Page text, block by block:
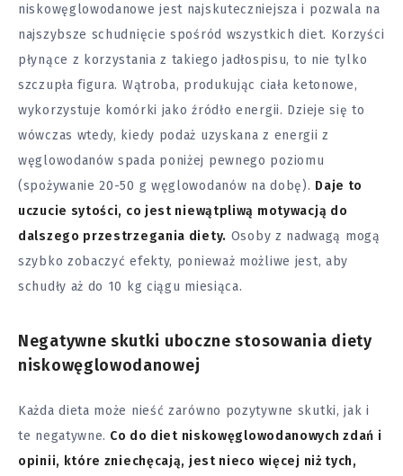
niskowęglowodanowe jest najskuteczniejsza i pozwala na
najszybsze schudnięcie spośród wszystkich diet. Korzyści
płynące z korzystania z takiego jadłospisu, to nie tylko
szczupła figura. Wątroba, produkując ciała ketonowe,
wykorzystuje komórki jako źródło energii. Dzieje się to
wówczas wtedy, kiedy podaż uzyskana z energii z
węglowodanów spada poniżej pewnego poziomu
(spożywanie 20-50 g węglowodanów na dobę). Daje to
uczucie sytości, co jest niewątpliwą motywacją do
dalszego przestrzegania diety. Osoby z nadwagą mogą
szybko zobaczyć efekty, ponieważ możliwe jest, aby
schudły aż do 10 kg ciągu miesiąca.
Negatywne skutki uboczne stosowania diety
niskowęglowodanowej
Każda dieta może nieść zarówno pozytywne skutki, jak i
te negatywne. Co do diet niskowęglowodanowych zdań i
opinii, które zniechęcają, jest nieco więcej niż tych,